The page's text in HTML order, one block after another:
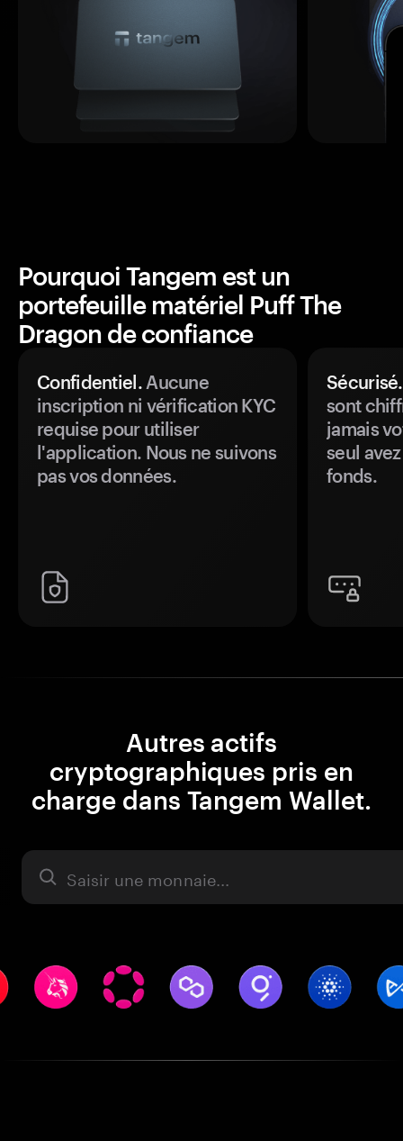
Pourquoi Tangem est un
portefeuille matériel Puff The
Dragon de confiance
Confidentiel.Aucune
inscription ni vérification KYC
requise pour utiliser
l'application. Nous ne suivons
pas vos données.
Sécurisé.
sont
jamais
seul
fonds.
Autres actifs
cryptographiques pris en
charge dans Tangem Wallet.
Actifs